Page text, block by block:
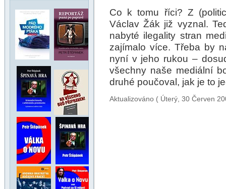
Co k tomu říci? Z
Václav Žák již vyznal.
nabyté ilegality stran
zajímalo více. Třeba by
nyní v jeho rukou –
všechny naše mediální
druhé poučoval, jak je to
Aktualizováno ( Úterý, 30 Červen